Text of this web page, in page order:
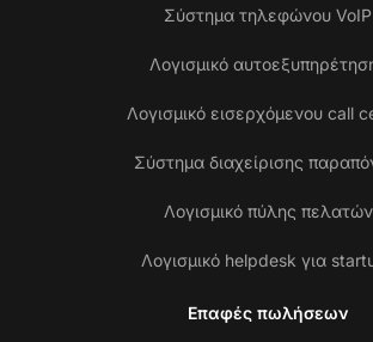
Σύστημα τηλεφώνου VoIP
Λογισμικό
Λογισμικό εισερχόμενου call
Σύστημα διαχείρισης
Λογισμικό πύλης πελατών
Λογισμικό helpdesk για
Επαφές πωλήσεων